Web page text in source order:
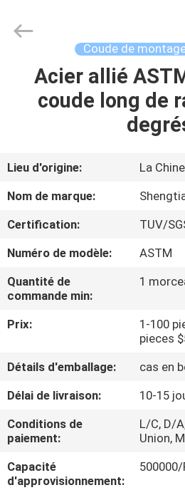
APERÇU
VIDÉOS
SHOW
A
PROPOS
DE
VISITE
D'USINE
CONTRÔLE
Coude de
Acier allié
coude long de
Lieu d'origine:
La Chine
Nom de marque:
Certification:
TUV/
Numéro de modèle:
ASTM
Quantité de
commande min:
1
Prix:
1-100
pieces
Détails d'emballage:
cas en
Délai de livraison:
10-15
Conditions de
paiement:
L/C, D/
Union,
Capacité
d'approvisionnement: